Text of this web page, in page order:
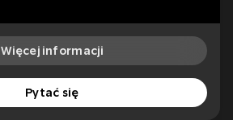
Więcej informacji
Pytać się